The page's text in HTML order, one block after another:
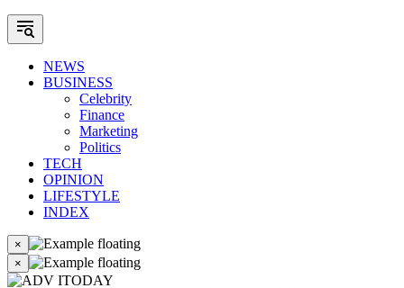
NEWS
BUSINESS
Celebrity
Finance
Marketing
Politics
TECH
OPINION
LIFESTYLE
INDEX
×
×